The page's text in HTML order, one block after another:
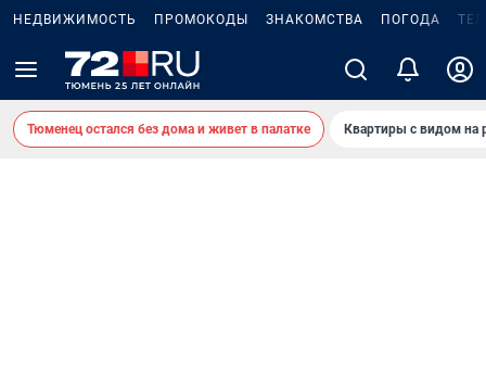
НЕДВИЖИМОСТЬ ПРОМОКОДЫ ЗНАКОМСТВА ПОГОДА
Тюменец остался без дома и живет в палатке Квартиры с видом на